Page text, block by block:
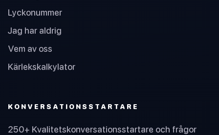
Lyckonummer
Jag har aldrig
Vem av oss
Kärlekskalkylator
KONVERSATIONSSTARTARE
250+ Kvalitetskonversationsstartare och frågor